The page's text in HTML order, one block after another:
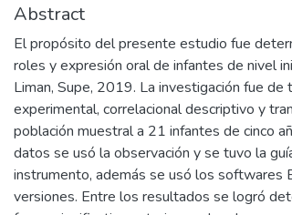
Abstract
El propósito del presente estudio fue
roles y expresión oral de infantes de nivel
Liman, Supe, 2019. La investigación fue de
experimental, correlacional descriptivo y
población muestral a 21 infantes de cinco
datos se usó la observación y se tuvo la
instrumento, además se usó los softwares
versiones. Entre los resultados se logró